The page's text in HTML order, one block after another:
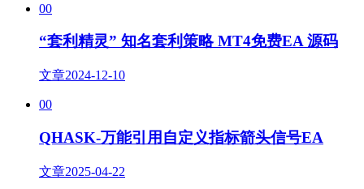
00
“套利精灵” 知名套利策略 MT4免费EA 源码
文章2024-12-10
00
QHASK-万能引用自定义指标箭头信号EA
文章2025-04-22